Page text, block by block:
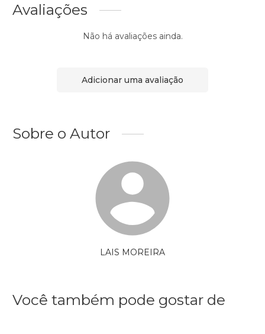
Avaliações
Não há avaliações ainda.
Adicionar uma avaliação
Sobre o Autor
LAIS MOREIRA
Você também pode gostar de